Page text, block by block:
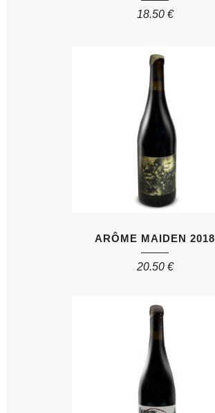
18.50 €
ARÔME MAIDEN 2018
20.50 €